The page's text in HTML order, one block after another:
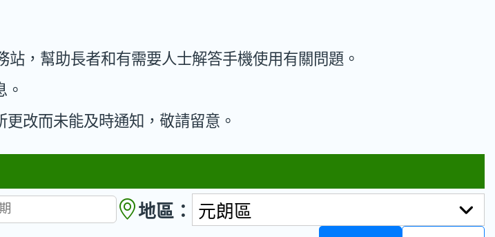
，幫助長者和有需要人士解答手機使用有關問題。
改而未能及時通知，敬請留意。
地區：
元朗區